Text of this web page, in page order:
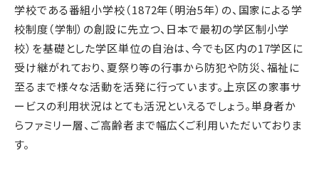
学校である番組小学校（1872年（明治5年）の、国家による学
校制度（学制）の創設に先立つ、日本で最初の学区制小学
校）を基礎とした学区単位の自治は、今でも区内の17学区に
受け継がれており、夏祭り等の行事から防犯や防災、福祉に
至るまで様々な活動を活発に行っています。上京区の家事サ
ービスの利用状況はとても活況といえるでしょう。単身者か
らファミリー層、ご高齢者まで幅広くご利用いただいておりま
す。